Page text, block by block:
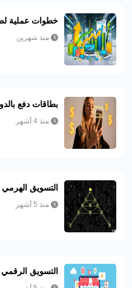
خطوات عملية
منذ شهرين
بطاقات دفع
منذ 4 أشهر
التسويق
منذ 5 أشهر
التسويق الرقمي